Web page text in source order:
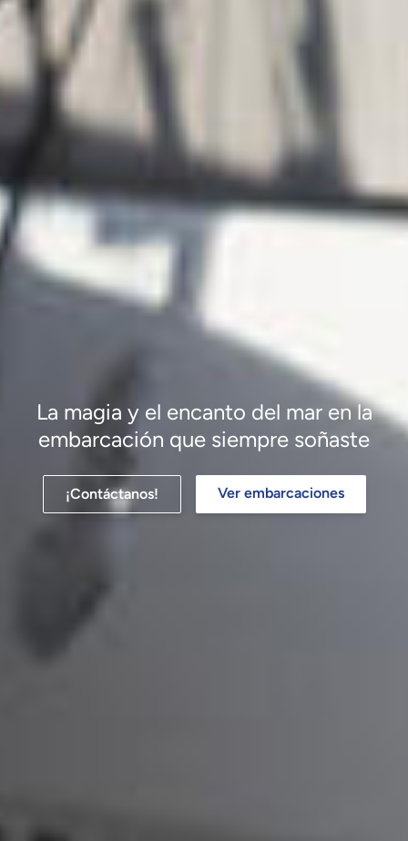
La magia y el encanto del mar en la
embarcación que siempre soñaste
¡Contáctanos! Ver embarcaciones